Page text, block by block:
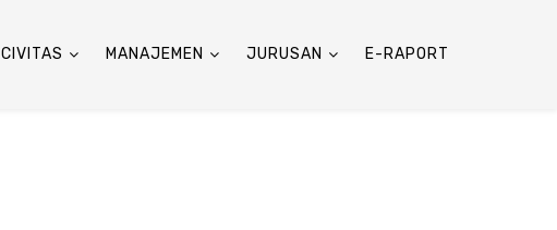
CIVITAS MANAJEMEN JURUSAN E-RAPORT